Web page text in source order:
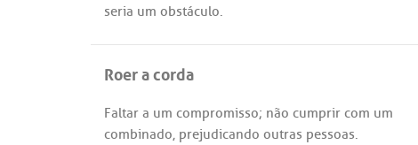
seria um obstáculo.
Roer a corda
Faltar a um compromisso; não cumprir com um
combinado, prejudicando outras pessoas.